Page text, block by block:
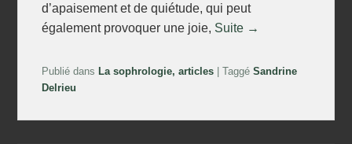
d’apaisement et de quiétude, qui peut
également provoquer une joie, Suite →
Publié dans La sophrologie, articles |Taggé Sandrine
Delrieu